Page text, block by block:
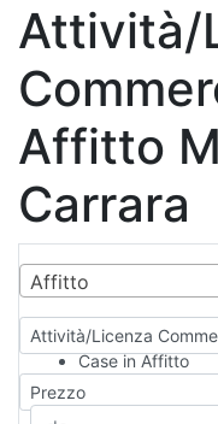
Attività/
Affitto
Carrara
Affitto
Attività/Licenza
Case in Affitto
Qualsiasi
Appartamento
Prezzo